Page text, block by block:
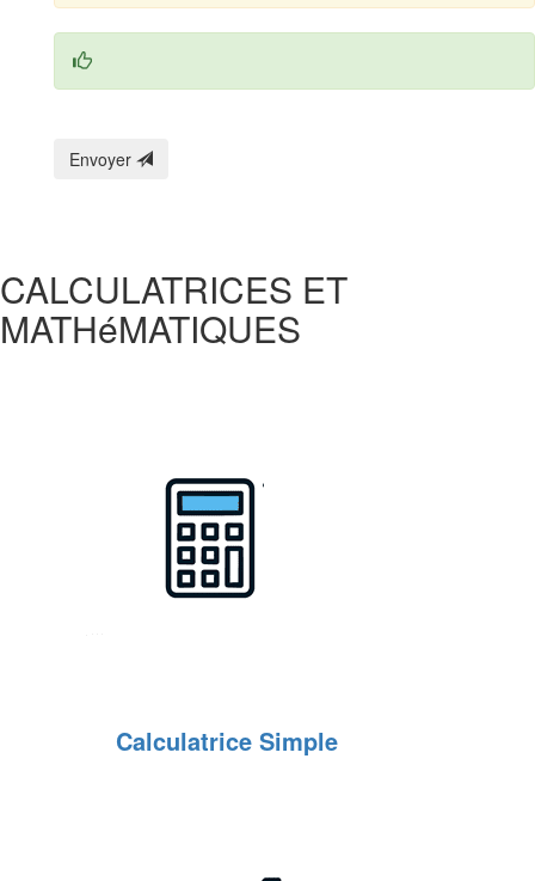
Envoyer
CALCULATRICES ET
MATHéMATIQUES
Calculatrice Simple